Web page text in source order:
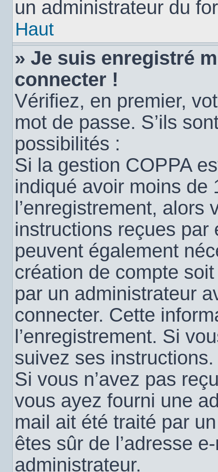
un administrateur du
Haut
» Je suis enregistré
connecter !
Vérifiez, en premier,
mot de passe. S’ils
possibilités :
Si la gestion COPPA
indiqué avoir moins de
l’enregistrement, alors
instructions reçues par
peuvent également
création de compte
par un administrateur
connecter. Cette
l’enregistrement. Si
suivez ses instructions.
Si vous n’avez pas
vous ayez fourni une
mail ait été traité par
êtes sûr de l’adresse
administrateur.